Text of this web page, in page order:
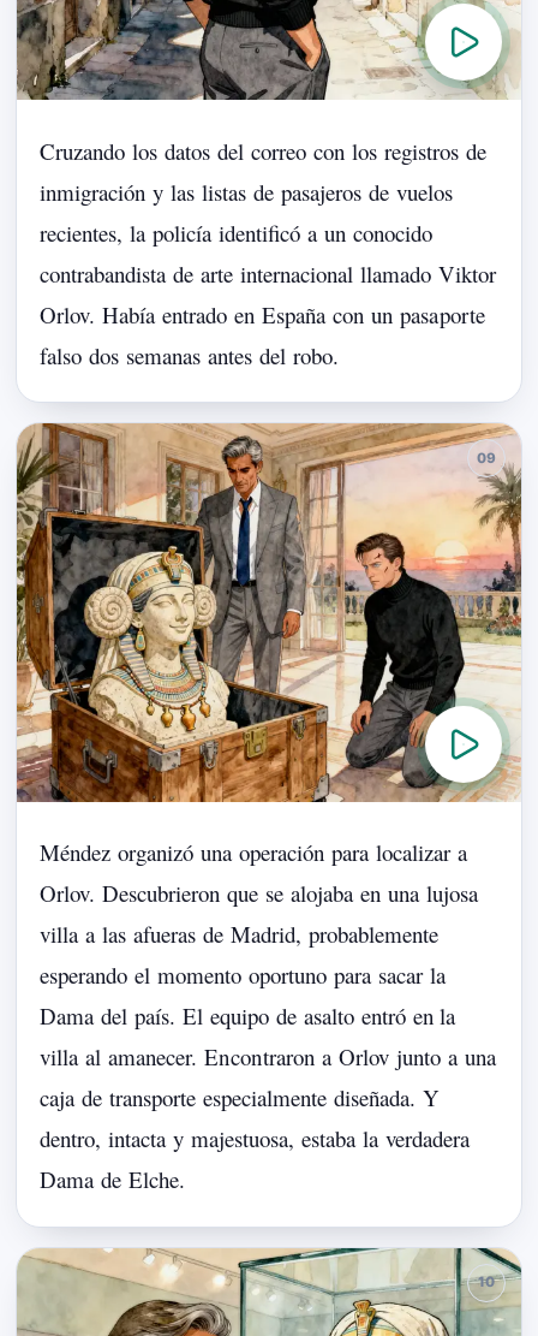
Cruzando los datos del correo con los registros de
inmigración y las listas de pasajeros de vuelos
recientes, la policía identificó a un conocido
contrabandista de arte internacional llamado Viktor
Orlov. Había entrado en España con un pasaporte
falso dos semanas antes del robo.
Méndez organizó una operación para localizar a
Orlov. Descubrieron que se alojaba en una lujosa
villa a las afueras de Madrid, probablemente
esperando el momento oportuno para sacar la
Dama del país. El equipo de asalto entró en la
villa al amanecer. Encontraron a Orlov junto a una
caja de transporte especialmente diseñada. Y
dentro, intacta y majestuosa, estaba la verdadera
Dama de Elche.